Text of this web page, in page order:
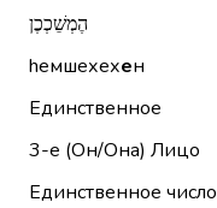
הֶמְשֵׁכְכֶן
hемшехехен
Единственное
3-е (Он/Она) Лицо
Единственное число